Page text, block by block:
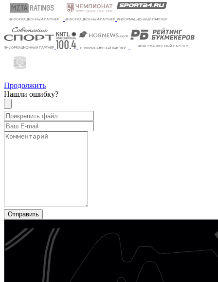
Продолжить
Нашли ошибку?